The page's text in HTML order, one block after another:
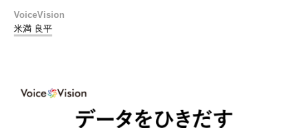
VoiceVision
米満 良平